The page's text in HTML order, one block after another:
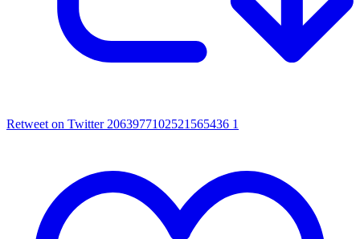
Retweet on Twitter 2063977102521565436 1